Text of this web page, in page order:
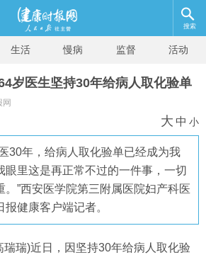
搜索
生活 慢病 监督 活动
岁医生坚持30年给病人取化验单
网
大 中 小
30年，给病人取化验单已经成为我
眼里这是再正常不过的一件事，一切
。”西安医学院第三附属医院妇产科医
健康客户端记者。
瑞瑞)近日，因坚持30年给病人取化验